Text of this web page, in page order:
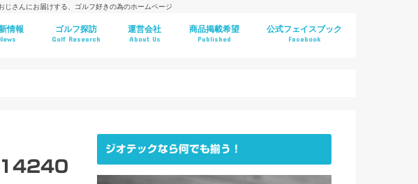
さんにお届けする、ゴルフ好きの為のホームページ
情報 ゴルフ探訪
Golf Research
運営会社
About Us
商品掲載希望
Published
公式フェイスブック
Facebook
ジオテックなら何でも揃う！